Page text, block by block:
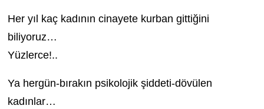
Her yıl kaç kadının cinayete kurban gittiğini
biliyoruz…
Yüzlerce!..
Ya hergün-bırakın psikolojik şiddeti-dövülen
kadınlar…